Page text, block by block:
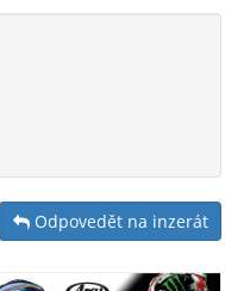
Odpovedět na inzerát